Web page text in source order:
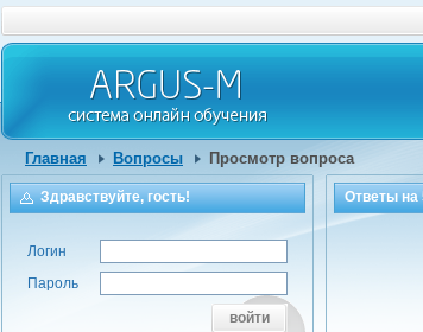
Главная Вопросы Просмотр вопроса
Ответы на
Здравствуйте, гость!
Логин
Пароль
войти